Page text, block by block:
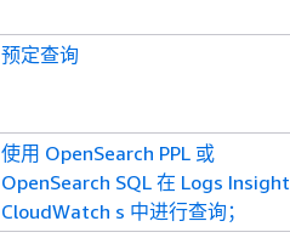
预定查询
使用 OpenSearch PPL 或
OpenSearch SQL 在 Logs Insight
CloudWatch s 中进行查询；